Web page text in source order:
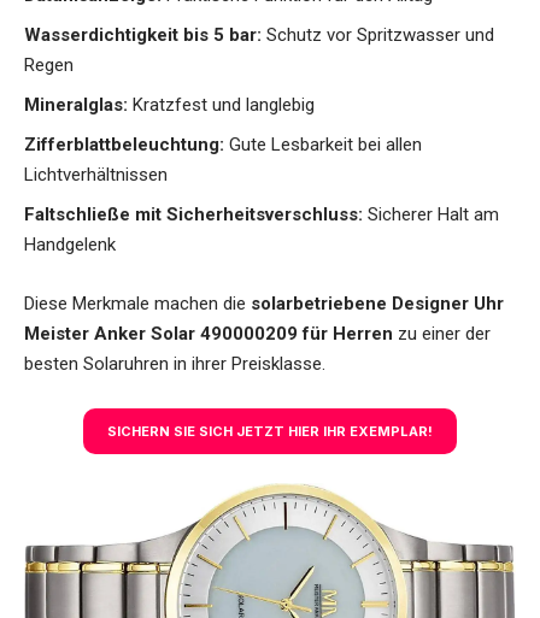
Wasserdichtigkeit bis 5 bar: Schutz vor Spritzwasser und
Regen
Mineralglas: Kratzfest und langlebig
Zifferblattbeleuchtung: Gute Lesbarkeit bei allen
Lichtverhältnissen
Faltschließe mit Sicherheitsverschluss: Sicherer Halt am
Handgelenk
Diese Merkmale machen die solarbetriebene Designer Uhr
Meister Anker Solar 490000209 für Herren zu einer der
besten Solaruhren in ihrer Preisklasse.
SICHERN SIE SICH JETZT HIER IHR EXEMPLAR!